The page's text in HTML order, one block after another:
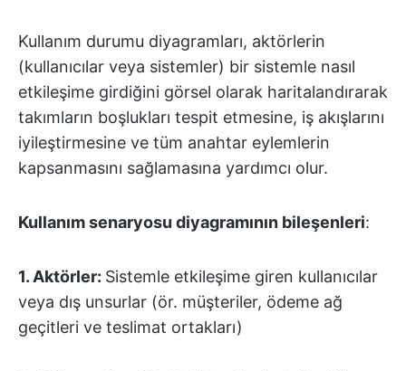
Kullanım durumu diyagramları, aktörlerin
(kullanıcılar veya sistemler) bir sistemle nasıl
etkileşime girdiğini görsel olarak haritalandırarak
takımların boşlukları tespit etmesine, iş akışlarını
iyileştirmesine ve tüm anahtar eylemlerin
kapsanmasını sağlamasına yardımcı olur.
Kullanım senaryosu diyagramının bileşenleri:
1. Aktörler: Sistemle etkileşime giren kullanıcılar
veya dış unsurlar (ör. müşteriler, ödeme ağ
geçitleri ve teslimat ortakları)